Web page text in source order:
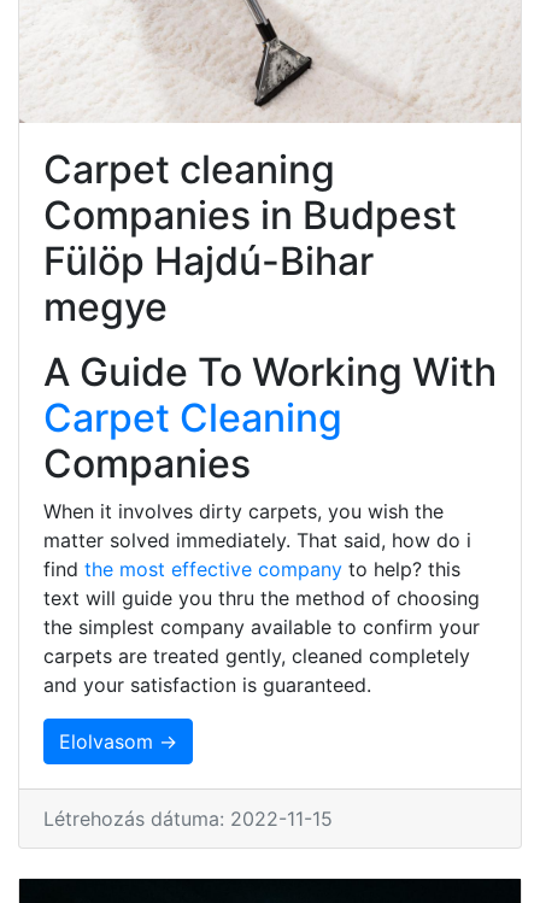
Carpet cleaning
Companies in Budpest
Fülöp Hajdú-Bihar
megye
A Guide To Working With
Carpet Cleaning
Companies
When it involves dirty carpets, you wish the
matter solved immediately. That said, how do i
find the most effective company to help? this
text will guide you thru the method of choosing
the simplest company available to confirm your
carpets are treated gently, cleaned completely
and your satisfaction is guaranteed.
Elolvasom →
Létrehozás dátuma: 2022-11-15